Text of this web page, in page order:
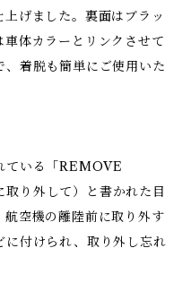
げました。裏面はブラッ
体カラーとリンクさせて
着脱も簡単にご使用いた
ている「REMOVE
り外して）と書かれた目
空機の離陸前に取り外す
に付けられ、取り外し忘れ